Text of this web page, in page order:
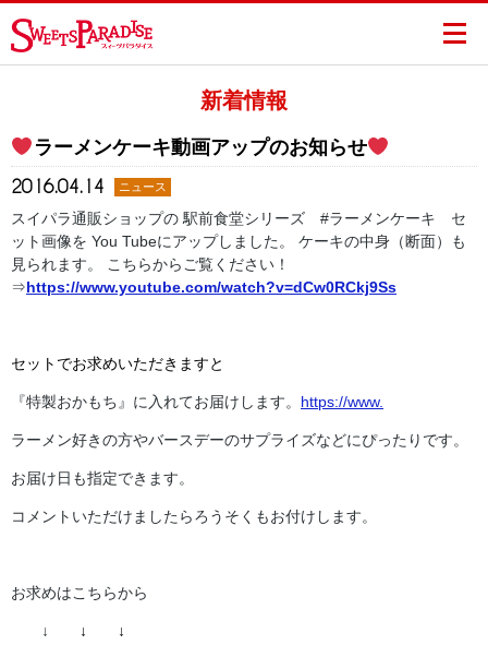
新着情報
ラーメンケーキ動画アップのお知らせ
2016.04.14 ニュース
スイパラ通販ショップの 駅前食堂シリーズ #ラーメンケーキ セ
ット画像を You Tubeにアップしました。 ケーキの中身（断面）も
見られます。 こちらからご覧ください！
⇒https://www.youtube.com/watch?v=dCw0RCkj9Ss
セットでお求めいただきますと
『特製おかもち』に入れてお届けします。 https://www.
ラーメン好きの方やバースデーのサプライズなどにぴったりです。
お届け日も指定できます。
コメントいただけましたらろうそくもお付けします。
お求めはこちらから
↓ ↓ ↓